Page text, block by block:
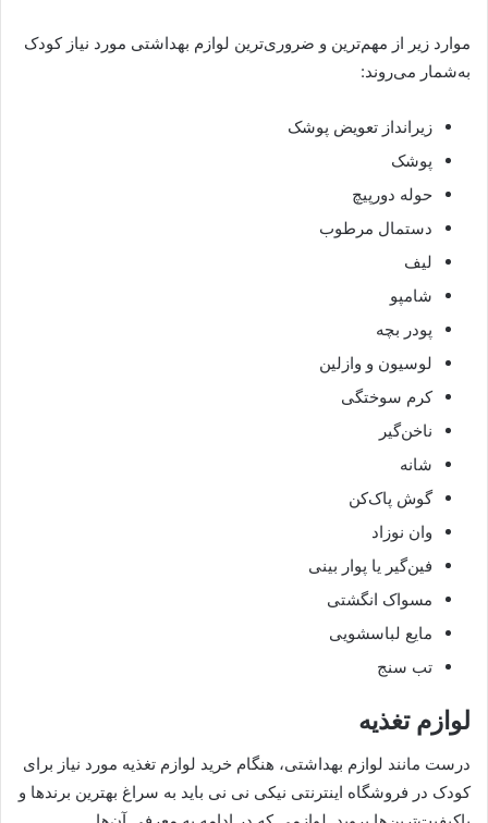
موارد زیر از مهم‌ترین و ضروری‌ترین لوازم بهداشتی مورد نیاز کودک
به‌‌شمار می‌روند:
زیرانداز تعویض پوشک
پوشک
حوله دورپیچ
دستمال مرطوب
لیف
شامپو
پودر بچه
لوسیون و وازلین
کرم سوختگی
ناخن‌گیر
شانه
گوش پاک‌کن
وان نوزاد
فین‌گیر یا پوار بینی
مسواک انگشتی
مایع لباسشویی
تب سنج
لوازم تغذیه
درست مانند لوازم بهداشتی، هنگام خرید لوازم تغذیه مورد نیاز برای
کودک در فروشگاه اینترنتی نیکی نی نی باید به سراغ بهترین برندها و